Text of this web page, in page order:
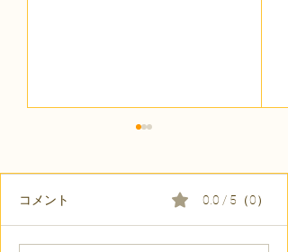
コメント 0.0 / 5（0）